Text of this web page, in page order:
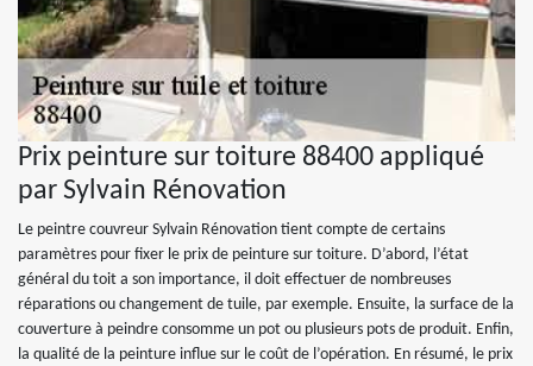
Prix peinture sur toiture 88400 appliqué
par Sylvain Rénovation
Le peintre couvreur Sylvain Rénovation tient compte de certains
paramètres pour fixer le prix de peinture sur toiture. D’abord, l’état
général du toit a son importance, il doit effectuer de nombreuses
réparations ou changement de tuile, par exemple. Ensuite, la surface de la
couverture à peindre consomme un pot ou plusieurs pots de produit. Enfin,
la qualité de la peinture influe sur le coût de l’opération. En résumé, le prix